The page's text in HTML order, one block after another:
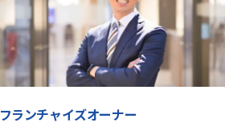
フランチャイズオーナー